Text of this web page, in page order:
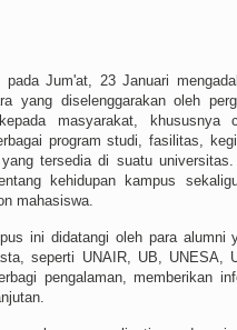
pada Jum'at, 23 Januari
yang diselenggarakan oleh
masyarakat,
program studi, fasilitas,
tersedia di suatu
kehidupan kampus
mahasiswa.
ini didatangi oleh para alumni
seperti UNAIR, UB, UNESA,
pengalaman, memberikan